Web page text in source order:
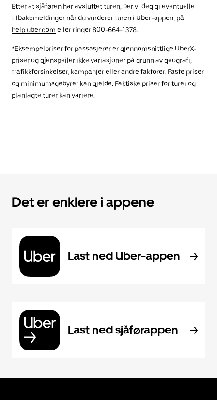
Etter at sjåføren har avsluttet turen, ber vi deg gi eventuelle
tilbakemeldinger når du vurderer turen i Uber-appen, på
help.uber.com eller ringer 800-664-1378.
*Eksempelpriser for passasjerer er gjennomsnittlige UberX-
priser og gjenspeiler ikke variasjoner på grunn av geografi,
trafikkforsinkelser, kampanjer eller andre faktorer. Faste priser
og minimumsgebyrer kan gjelde. Faktiske priser for turer og
planlagte turer kan variere.
Det er enklere i appene
Last ned Uber-appen
Last ned sjåførappen